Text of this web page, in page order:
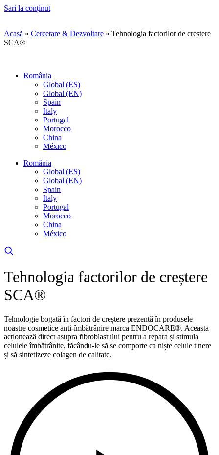
Sari la conținut
Acasă » Cercetare & Dezvoltare » Tehnologia factorilor de creștere
SCA®
România
Global (ES)
Global (EN)
Spain
Italy
Portugal
Morocco
China
México
România
Global (ES)
Global (EN)
Spain
Italy
Portugal
Morocco
China
México
Tehnologia factorilor de creștere
SCA®
Tehnologie bogată în factori de creștere prezentă în produsele
noastre cosmetice anti-îmbătrânire marca ENDOCARE®. Aceasta
acționează direct asupra fibroblastului pentru a repara și stimula
celulele îmbătrânite, făcându-le să se comporte ca niște celule tinere
și să sintetizeze colagen de calitate.